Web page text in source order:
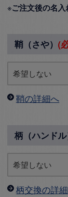
※ご注文後の名入
鞘（さや） (
鞘の詳細へ
柄（ハンドル
柄交換の詳